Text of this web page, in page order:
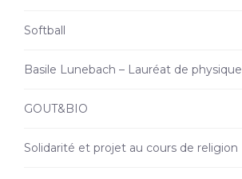
Softball
Basile Lunebach – Lauréat de physique
GOUT&BIO
Solidarité et projet au cours de religion